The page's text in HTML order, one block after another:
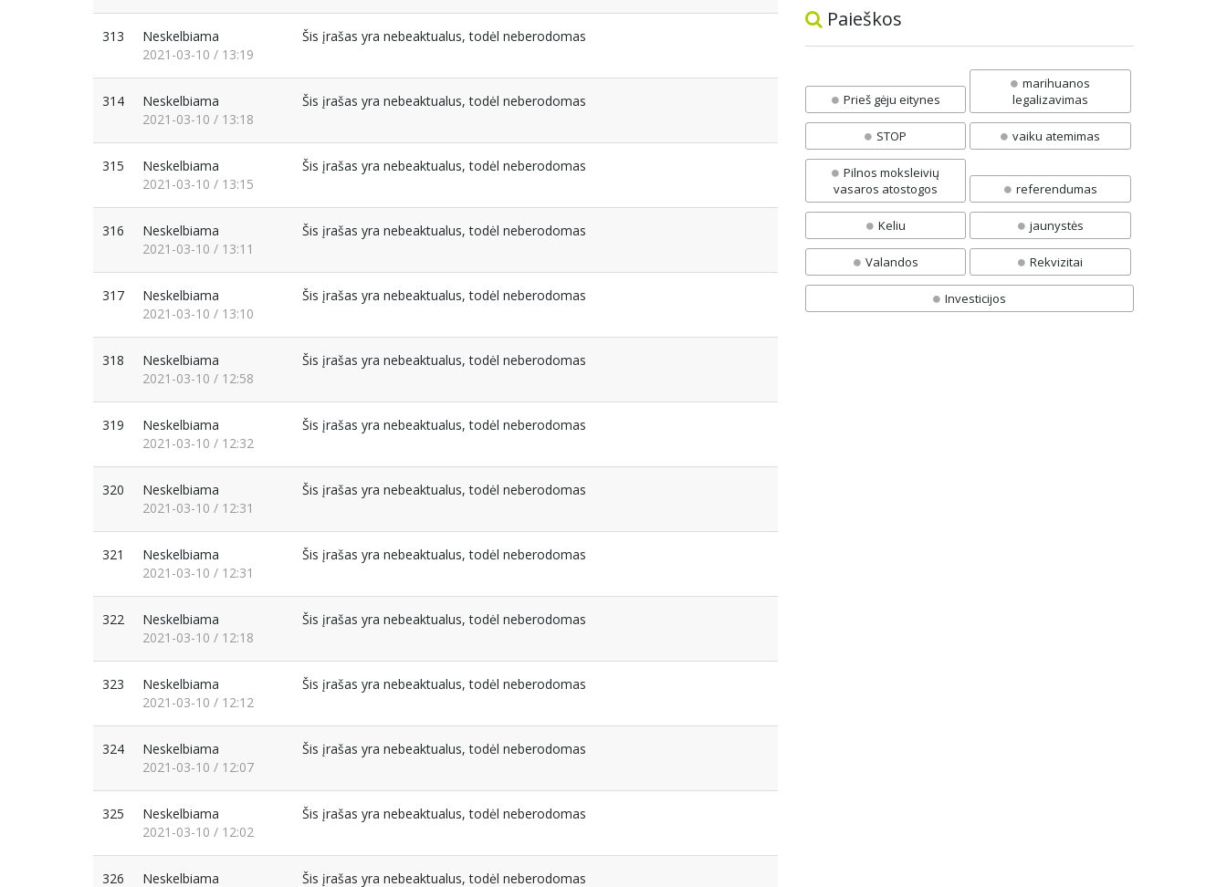
313
Neskelbiama
2021-03-10 / 13:19
Šis įrašas yra nebeaktualus, todėl neberodomas
314
Neskelbiama
2021-03-10 / 13:18
Šis įrašas yra nebeaktualus, todėl neberodomas
315
Neskelbiama
2021-03-10 / 13:15
Šis įrašas yra nebeaktualus, todėl neberodomas
316
Neskelbiama
2021-03-10 / 13:11
Šis įrašas yra nebeaktualus, todėl neberodomas
317
Neskelbiama
2021-03-10 / 13:10
Šis įrašas yra nebeaktualus, todėl neberodomas
318
Neskelbiama
2021-03-10 / 12:58
Šis įrašas yra nebeaktualus, todėl neberodomas
319
Neskelbiama
2021-03-10 / 12:32
Šis įrašas yra nebeaktualus, todėl neberodomas
320
Neskelbiama
2021-03-10 / 12:31
Šis įrašas yra nebeaktualus, todėl neberodomas
321
Neskelbiama
2021-03-10 / 12:31
Šis įrašas yra nebeaktualus, todėl neberodomas
322
Neskelbiama
2021-03-10 / 12:18
Šis įrašas yra nebeaktualus, todėl neberodomas
323
Neskelbiama
2021-03-10 / 12:12
Šis įrašas yra nebeaktualus, todėl neberodomas
324
Neskelbiama
2021-03-10 / 12:07
Šis įrašas yra nebeaktualus, todėl neberodomas
325
Neskelbiama
2021-03-10 / 12:02
Šis įrašas yra nebeaktualus, todėl neberodomas
326
Neskelbiama
Šis įrašas yra nebeaktualus, todėl neberodomas
Paieškos
Prieš gėju eitynes
marihuanos
legalizavimas
STOP vaiku atemimas
Pilnos moksleivių
vasaros atostogos
referendumas
Keliu jaunystės
Valandos Rekvizitai
Investicijos